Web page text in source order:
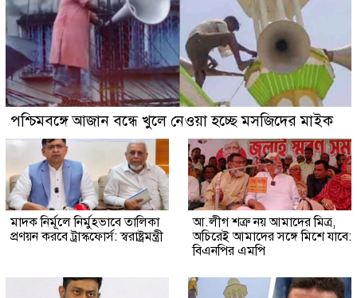
পশ্চিমবঙ্গে আজান বন্ধে খুলে নেওয়া হচ্ছে মসজিদের মাইক
মাদক নির্মূলে নির্মুহভাবে তালিকা
প্রণয়ন করবে ট্রাস্কফোর্স: স্বরাষ্ট্রমন্ত্রী
আ.লীগ শত্রু নয় আমাদের মিত্র,
অচিরেই আমাদের সঙ্গে মিশে যাবে:
বিএনপির এমপি